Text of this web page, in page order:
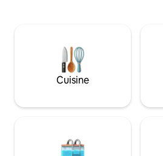
semaine. WIFI Position GPS
communiquée avant votre arrivée.
Cuisine